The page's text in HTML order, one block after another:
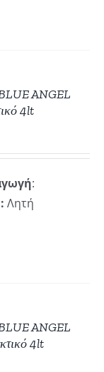
ANGEL
4lt
:
Λητή
ANGEL
4lt